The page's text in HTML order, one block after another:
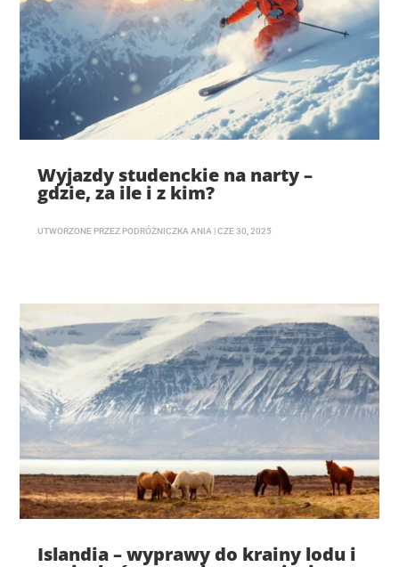
Wyjazdy studenckie na narty –
gdzie, za ile i z kim?
UTWORZONE PRZEZ PODRÓŻNICZKA ANIA |CZE 30, 2025
Islandia – wyprawy do krainy lodu i